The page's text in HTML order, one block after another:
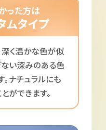
った方は
ムタイプ
く温かな色が似
い深みのある色
ナチュラルにも
ができます。